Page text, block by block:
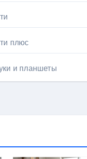
плюс
и планшеты